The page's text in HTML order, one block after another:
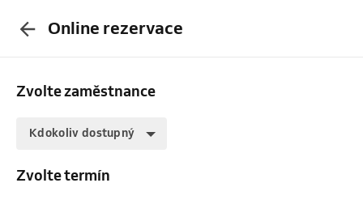
Online rezervace
Zvolte zaměstnance
Kdokoliv dostupný
Zvolte termín